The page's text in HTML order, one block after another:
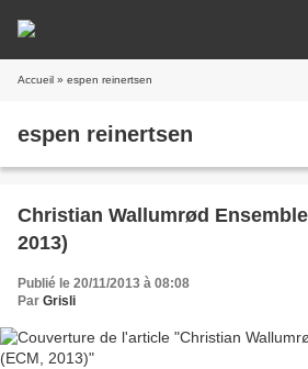
Accueil » espen reinertsen
espen reinertsen
Christian Wallumrød
2013)
Publié le 20/11/2013 à 08:08
Par Grisli